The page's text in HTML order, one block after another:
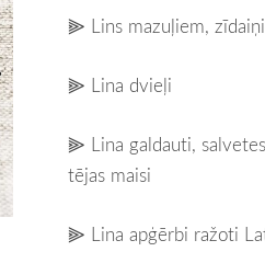
⫸ Lins mazuļiem,
⫸ Lina dvieļi
⫸ Lina galdauti,
tējas maisi
⫸ Lina apģērbi ražoti